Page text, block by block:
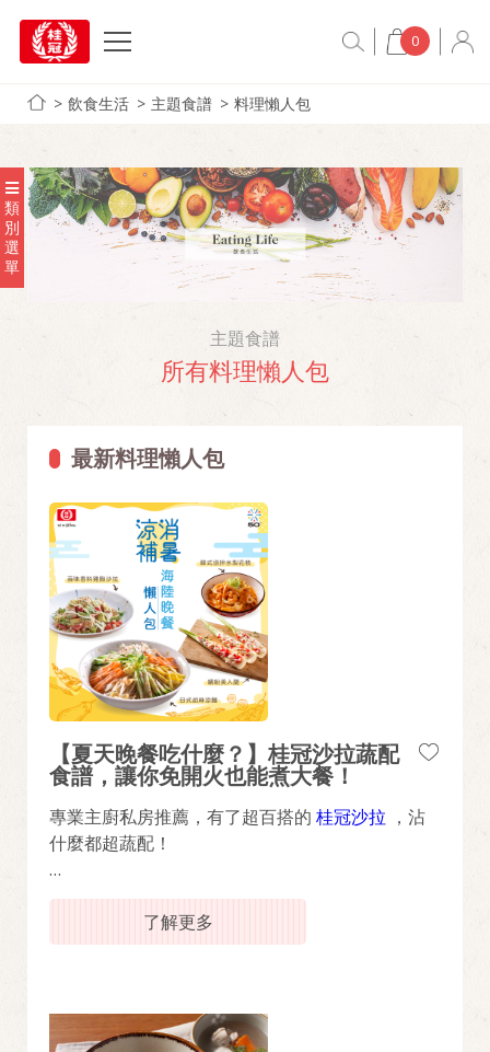
0
飲食生活 主題食譜 料理懶人包
類
別
選
單
主題食譜
所有料理懶人包
最新料理懶人包
【夏天晚餐吃什麼？】桂冠沙拉蔬配
食譜，讓你免開火也能煮大餐！
專業主廚私房推薦，有了超百搭的 桂冠沙拉 ，沾
什麼都超蔬配！
跟著桂冠主廚輕鬆變化蔬配料理，這套【夏日海陸
晚餐懶人包】把沙拉醬變身萬用調味料，其香甜滑
順的質地能鎖定食材鮮甜，用桂冠沙拉讓家中小朋
從「百香果涼拌南瓜」到「日式什錦煎」，教你用
了解更多